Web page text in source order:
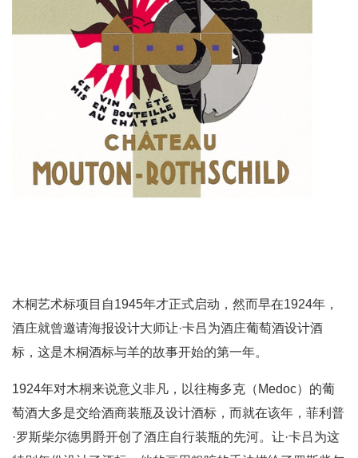
木桐艺术标项目自1945年才正式启动，然而早在1924年，
酒庄就曾邀请海报设计大师让·卡吕为酒庄葡萄酒设计酒
标，这是木桐酒标与羊的故事开始的第一年。
1924年对木桐来说意义非凡，以往梅多克（Medoc）的葡
萄酒大多是交给酒商装瓶及设计酒标，而就在该年，菲利普
·罗斯柴尔德男爵开创了酒庄自行装瓶的先河。让·卡吕为这